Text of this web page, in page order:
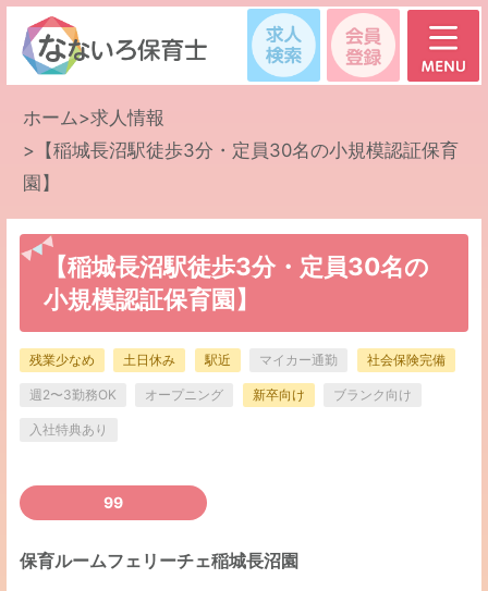
求人検索 会員登録
ホーム>求人情報
> 【稲城長沼駅徒歩3分・定員30名の小規模認証保育
園】
【稲城長沼駅徒歩3分・定員30名の
小規模認証保育園】
残業少なめ 土日休み 駅近 マイカー通勤 社会保険完備
週2〜3勤務OK オープニング 新卒向け ブランク向け
入社特典あり
99
保育ルームフェリーチェ稲城長沼園